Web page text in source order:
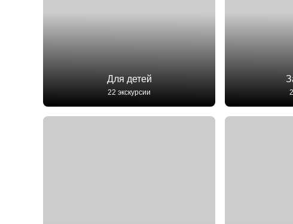
Для детей
22 экскурсии